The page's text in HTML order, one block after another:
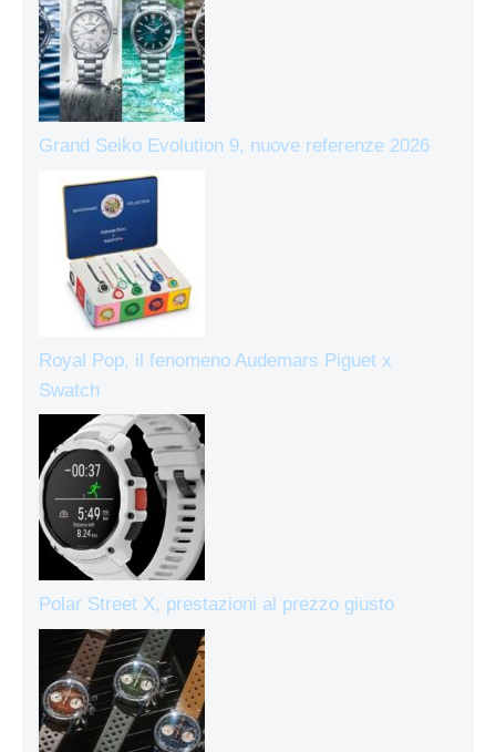
Grand Seiko Evolution 9, nuove referenze 2026
Royal Pop, il fenomeno Audemars Piguet x
Swatch
Polar Street X, prestazioni al prezzo giusto